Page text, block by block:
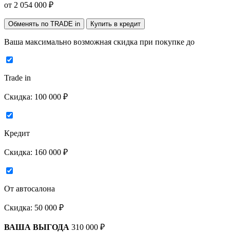
от 2 054 000 ₽
Обменять по TRADE in Купить в кредит
Ваша максимально возможная скидка при покупке до
Trade in
Скидка: 100 000 ₽
Кредит
Скидка: 160 000 ₽
От автосалона
Скидка: 50 000 ₽
ВАША ВЫГОДА 310 000 ₽